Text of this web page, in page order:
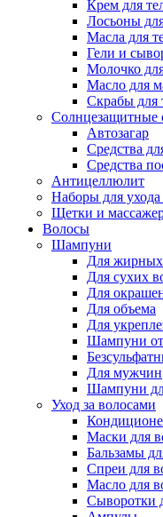
Крем для
Лосьоны
Масла для
Гели и
Молочко
Масло для
Скрабы для
Солнцезащитные
Автозагар
Средства
Средства
Антицеллюлит
Наборы для ухода
Щетки и
Волосы
Шампуни
Для жирных
Для сухих
Для
Для объема
Для
Шампуни от
Для мужчин
Шампуни
Уход за волосами
Маски для
Бальзамы
Спреи для
Масло для
Сыворотки